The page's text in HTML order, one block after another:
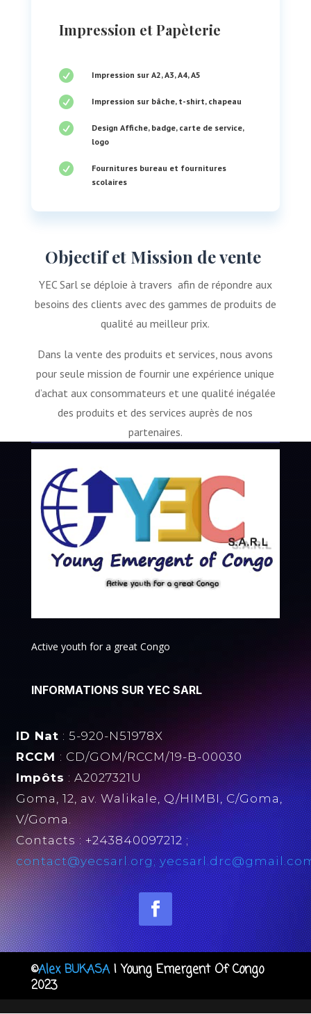
Impression et Papèterie
 Impression sur A2, A3, A4, A5
 Impression sur bâche, t-shirt, chapeau

Design Affiche, badge, carte de service,
logo

Fournitures bureau et fournitures
scolaires
Objectif et Mission de vente
YEC Sarl se déploie à travers afin de répondre aux
besoins des clients avec des gammes de produits de
qualité au meilleur prix.
Dans la vente des produits et services, nous avons
pour seule mission de fournir une expérience unique
d’achat aux consommateurs et une qualité inégalée
des produits et des services auprès de nos
partenaires.
Active youth for a great Congo
INFORMATIONS SUR YEC SARL
ID Nat : 5-920-N51978X
RCCM : CD/GOM/RCCM/19-B-00030
Impôts : A2027321U
Goma, 12, av. Walikale, Q/HIMBI, C/Goma,
V/Goma.
Contacts : +243840097212 ;
contact@yecsarl.org;
©Alex BUKASA| Young Emergent Of Congo
2023